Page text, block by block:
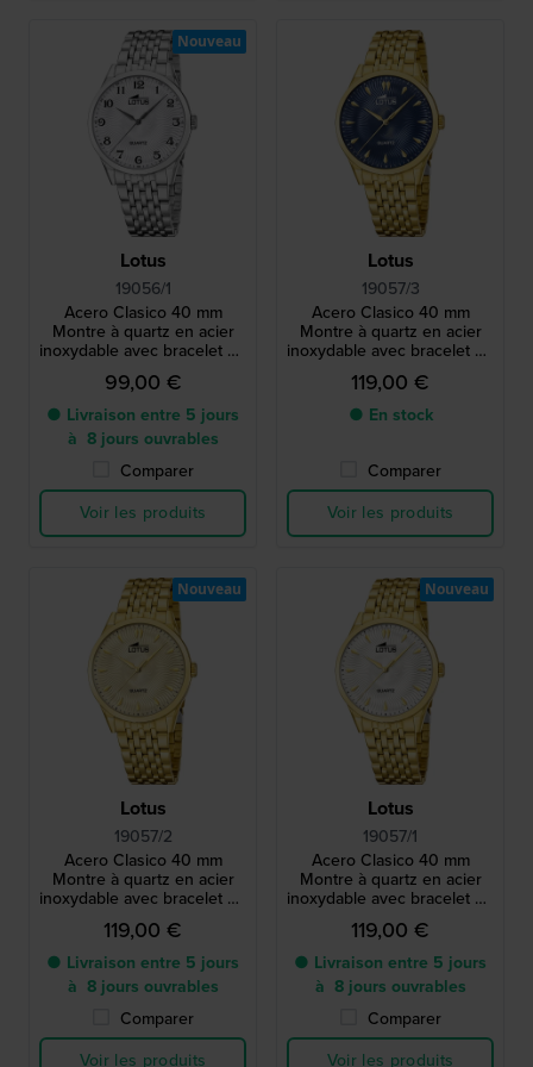
Lotus
19056/1
Acero Clasico 40 mm
Montre à quartz en acier
inoxydable avec bracelet en
métal
99,00 €
● Livraison entre 5 jours
à 8 jours ouvrables
Comparer
Voir les produits
Nouveau
Lotus
19057/3
Acero Clasico 40 mm
Montre à quartz en acier
inoxydable avec bracelet en
métal
119,00 €
● En stock
Comparer
Voir les produits
Lotus
19057/2
Acero Clasico 40 mm
Montre à quartz en acier
inoxydable avec bracelet en
métal
119,00 €
● Livraison entre 5 jours
à 8 jours ouvrables
Comparer
Voir les produits
Nouveau
Lotus
19057/1
Acero Clasico 40 mm
Montre à quartz en acier
inoxydable avec bracelet en
métal
119,00 €
● Livraison entre 5 jours
à 8 jours ouvrables
Comparer
Voir les produits
Nouveau